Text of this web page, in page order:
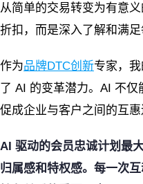
从简单的交易转变为有意
折扣，而是深入了解和满足
作为品牌DTC创新专家，
了 AI 的变革潜力。AI 不仅
促成企业与客户之间的互惠
AI 驱动的会员忠诚计划最
归属感和特权感。每一次